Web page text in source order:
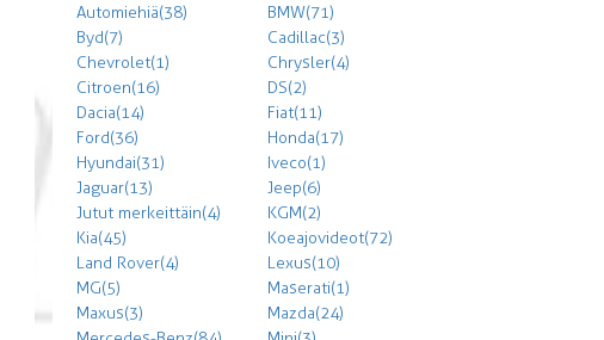
Automiehiä (38)
BMW (71)
Byd (7)
Cadillac (3)
Chevrolet (1)
Chrysler (4)
Citroen (16)
DS (2)
Dacia (14)
Fiat (11)
Ford (36)
Honda (17)
Hyundai (31)
Iveco (1)
Jaguar (13)
Jeep (6)
Jutut merkeittäin (4)
KGM (2)
Kia (45)
Koeajovideot (72)
Land Rover (4)
Lexus (10)
MG (5)
Maserati (1)
Maxus (3)
Mazda (24)